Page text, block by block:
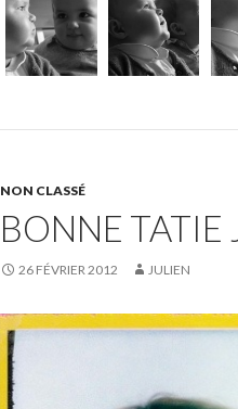
NON CLASSÉ
BONNE TATIE
26 FÉVRIER 2012 JULIEN